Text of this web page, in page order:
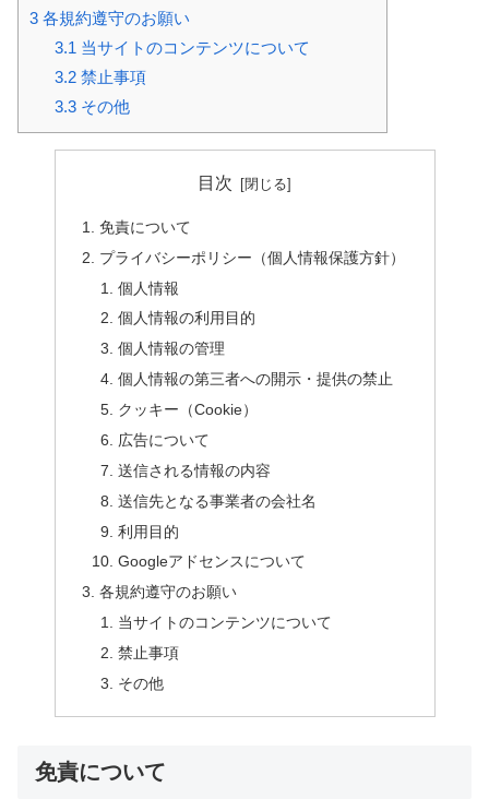
3 各規約遵守のお願い
3.1 当サイトのコンテンツについて
3.2禁止事項
3.3その他
目次
免責について
プライバシーポリシー（個人情報保護方針）
個人情報
個人情報の利用目的
個人情報の管理
個人情報の第三者への開示・提供の禁止
クッキー（Cookie）
広告について
送信される情報の内容
送信先となる事業者の会社名
利用目的
Googleアドセンスについて
各規約遵守のお願い
当サイトのコンテンツについて
禁止事項
その他
免責について